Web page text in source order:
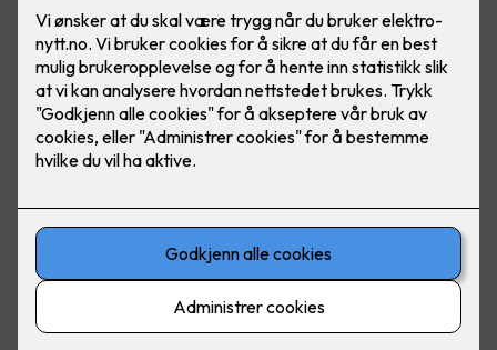
Hva krever en hjemmelader?